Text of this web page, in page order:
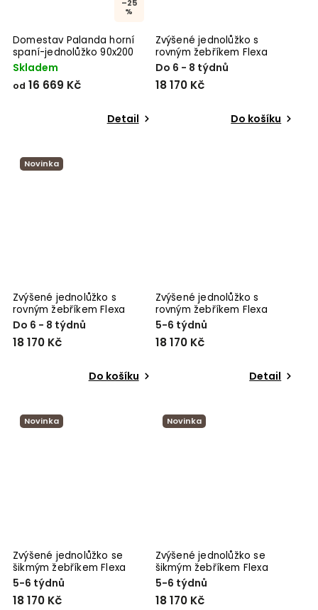
–25
%
Domestav Palanda horní
spaní-jednolůžko 90x200
Skladem
od 16 669 Kč
Detail
Zvýšené jednolůžko s
rovným žebříkem Flexa
White
Do 6 - 8 týdnů
18 170 Kč
Do košíku
Novinka
Zvýšené jednolůžko s
rovným žebříkem Flexa
White
Do 6 - 8 týdnů
18 170 Kč
Do košíku
Zvýšené jednolůžko s
rovným žebříkem Flexa
White
5-6 týdnů
18 170 Kč
Detail
Novinka
Zvýšené jednolůžko se
šikmým žebříkem Flexa
White
5-6 týdnů
18 170 Kč
Novinka
Zvýšené jednolůžko se
šikmým žebříkem Flexa
White
5-6 týdnů
18 170 Kč